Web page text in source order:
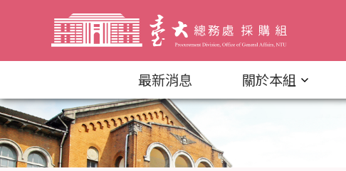
跳到主要內容區塊
最新消息 關於本組